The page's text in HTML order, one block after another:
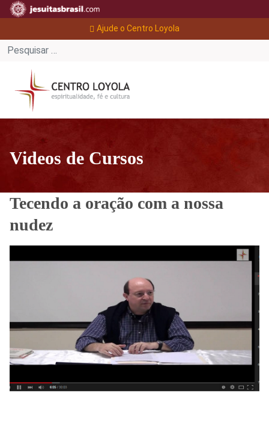
Ajude o Centro Loyola
Videos de Cursos
Tecendo a oração com a nossa
nudez